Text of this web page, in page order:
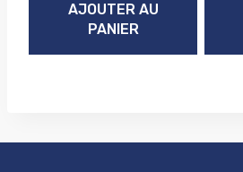
AJOUTER AU
PANIER